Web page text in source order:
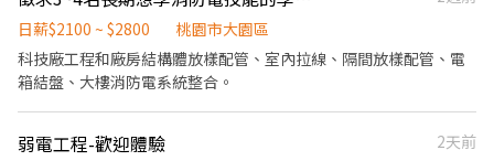
區永安路290號1樓 桃園宏昌店 - 桃園市桃園區宏昌五街26號1樓 桃
園桃鶯二店 - 桃園市桃園區桃鶯路230-1號1樓 桃園國強店 - 桃園市
桃園區國強一街420號 桃園莊敬店 - 桃園市桃園區莊敬路一段320號
- ⭐⭐排休制⭐⭐ ▸加入快速回覆📞：https://lin.ee/bWWeLDF ▸ 朱專
員：@edb4445b ▸ 留言姓名✚電話✚職缺截圖，應徵蝦皮門市💗 ✨
無須任何費用♡歡迎詢問✨ ❌一律視訊面試﹐勿直接到現場應徵❌
桃園市觀音區文中路2號1樓 觀音建國 - 智取店：桃園市觀音區建國
路70號1樓 - ▶【一般門市／有人店】：地點自選 🔹【新屋區】 新
屋中山店 - 桃園市新屋區中山路339號1樓 🔹【楊梅區】 楊梅三民店
- 桃園市楊梅區三民路47號1樓 楊梅四維店 - 桃園市楊梅區四維路48
號1樓 楊梅青山店 - 桃園市楊梅區青山一街213號1樓 楊梅瑞梅店 -
桃園市楊梅區瑞梅街188號1樓 楊梅萬大店 - 桃園市楊梅區萬大路75
15:45★07:30～16:15★08:00～16:45★08:30～17:15 ✅ 中班時段 :
★12:00-20:45★12:30-21:15★13:00-21:45★13:30-22:15★14:00-
22:45★14:30-23:15★15:00-23:45★15:30-00:15★16:00-00:45 ✅
夜班時段 :
(每半小時為一個班別)
https://reurl.cc/rErN4Z ) 🟢【 臨時工 】任何倉都沒有提供交通車
服務 - 【 上班地點 】 🔔 桃園 1 倉 : 大園建國路 (5F) ( 周休、假日早
班 ) 🔔 桃園 3 倉 : 大園中山南路 ( 假日班 ) 🔔 桃園 4 倉 : 觀音區玉林
路 🔔 桃園 5 倉：觀音寶倉街 ( 可周休、假日班 ) 🔔 桃園 6 倉：大園
倉樓下) 🔔 桃園 17 倉：大園區開和路 ( 限排休 ) 🔔 桃園 RC8：楊梅
日薪$2100 ~ $2800
桃園市大園區
科技廠工程和廠房結構體放樣配管、室內拉線、隔間放樣配管、電
箱結盤、大樓消防電系統整合。
弱電工程-歡迎體驗
2天前